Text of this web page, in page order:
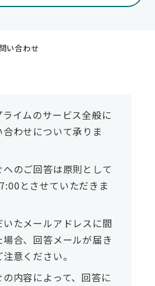
・受講証
合わせはこちら
Prime TOPページ
い合わせ
イムのサービス全般に
わせについて承りま
のご回答は原則として
とさせていただきま
いたメールアドレスに間
合、回答メールが届き
意ください。
内容によって、回答に